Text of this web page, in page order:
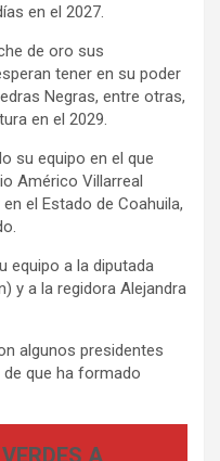
en el 2027.
de oro sus
tener en su poder
Negras, entre otras,
en el 2029.
su equipo en el que
Américo Villarreal
el Estado de Coahuila,
equipo a la diputada
y a la regidora Alejandra
algunos presidentes
que ha formado
A